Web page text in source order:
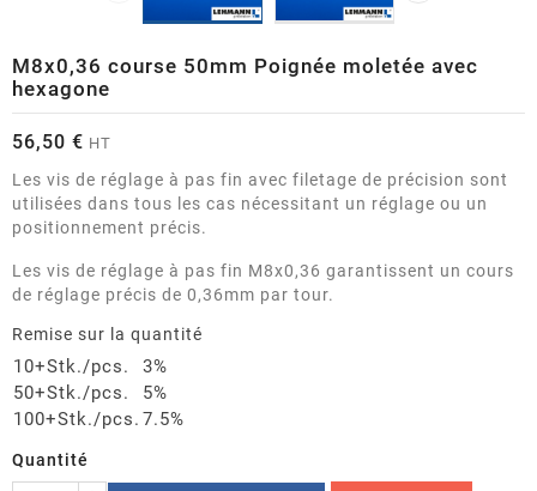
M8x0,36 course 50mm Poignée moletée avec
hexagone
56,50 € HT
Les vis de réglage à pas fin avec filetage de précision sont
utilisées dans tous les cas nécessitant un réglage ou un
positionnement précis.
Les vis de réglage à pas fin M8x0,36 garantissent un cours
de réglage précis de 0,36mm par tour.
Remise sur la quantité
10+Stk./pcs.
3%
50+Stk./pcs.
5%
100+Stk./pcs. 7.5%
Quantité